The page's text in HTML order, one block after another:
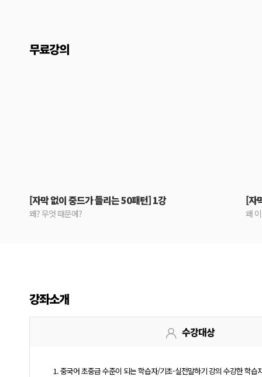
무료강의
[자막 없이 중드가 들리는 50패턴] 1강
왜? 무엇 때문에?
[자
왜
강좌소개
수강대상
1. 중국어 초중급 수준이 되는 학습자/기초-실전말하기 강의 수강한 학습